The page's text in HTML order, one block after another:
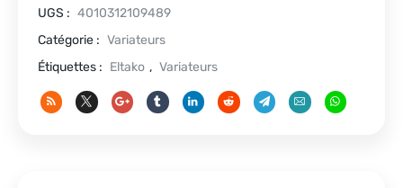
UGS : 4010312109489
Catégorie : Variateurs
Étiquettes : Eltako , Variateurs